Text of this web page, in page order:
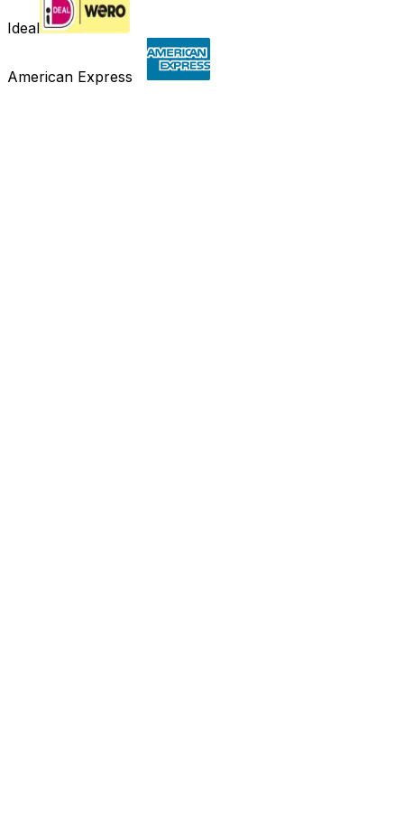
Ideal
American Express